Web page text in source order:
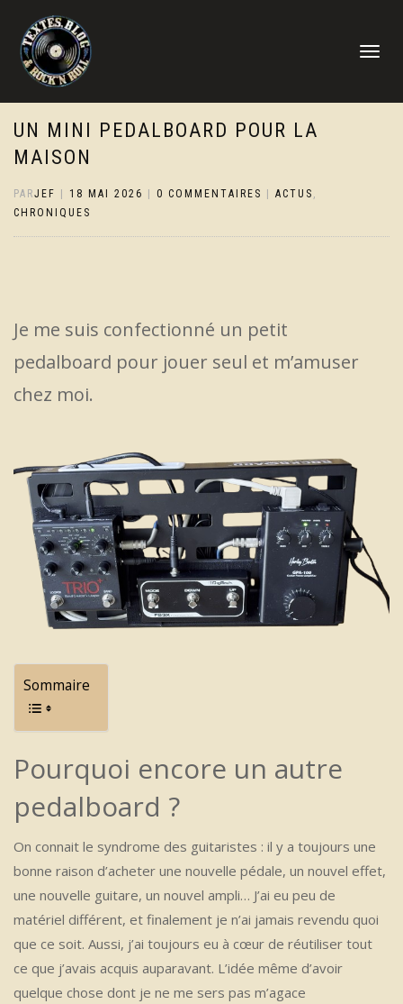
DÉPLIER
UN MINI PEDALBOARD POUR LA
MAISON
PARJEF 18 MAI 2026 0 COMMENTAIRES ACTUS ,
CHRONIQUES
Je me suis confectionné un petit
pedalboard pour jouer seul et m’amuser
chez moi.
Sommaire
Pourquoi encore un autre
pedalboard ?
On connait le syndrome des guitaristes : il y a toujours une
bonne raison d’acheter une nouvelle pédale, un nouvel effet,
une nouvelle guitare, un nouvel ampli… J’ai eu peu de
matériel différent, et finalement je n’ai jamais revendu quoi
que ce soit. Aussi, j’ai toujours eu à cœur de réutiliser tout
ce que j’avais acquis auparavant. L’idée même d’avoir
quelque chose dont je ne me sers pas m’agace